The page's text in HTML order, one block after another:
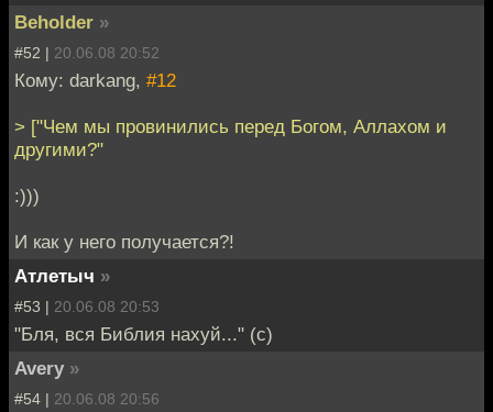
Beholder »
#52 | 20.06.08 20:52
Кому: darkang, #12
> ["Чем мы провинились перед Богом, Аллахом и
другими?"
:)))
И как у него получается?!
Атлетыч »
#53 | 20.06.08 20:53
"Бля, вся Библия нахуй..." (с)
Avery »
#54 | 20.06.08 20:56